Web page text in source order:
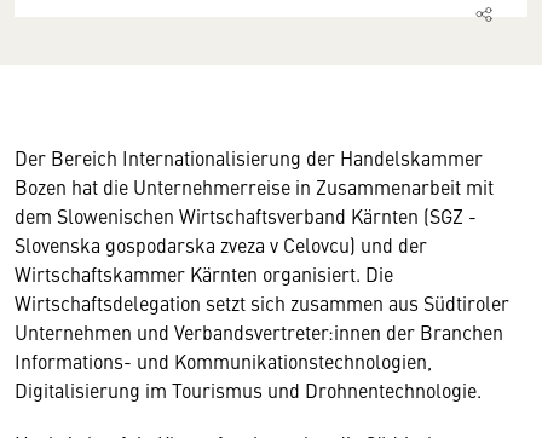
Der Bereich Internationalisierung der Handelskammer
Bozen hat die Unternehmerreise in Zusammenarbeit mit
dem Slowenischen Wirtschaftsverband Kärnten (SGZ -
Slovenska gospodarska zveza v Celovcu) und der
Wirtschaftskammer Kärnten organisiert. Die
Wirtschaftsdelegation setzt sich zusammen aus Südtiroler
Unternehmen und Verbandsvertreter:innen der Branchen
Informations- und Kommunikationstechnologien,
Digitalisierung im Tourismus und Drohnentechnologie.